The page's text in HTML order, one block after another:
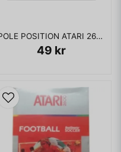
POLE POSITION ATARI 2600
49 kr